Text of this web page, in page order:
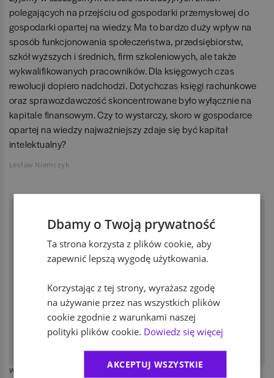
polegających na przejściu od gospodarki przemysłowej do
gospodarki opartej na wiedzy. Ma to bardzo duży wpływ na
sposób funkcjonowania społeczeństwa, przedsiębiorstw,
szkół wyższych i średnich, firm szkoleniowych, ale także
wykwalifikowanych pracowników. Dla księgowych czas
rewolucji dopiero nadchodzi. Dotychczas księgi rachunkowe
oraz sprawozdawczość skoncentrowane było wyłącznie na
kapitale finansowym. Czy to wystarczy, skoro w gospodarce
opartej na wiedzy najważniejszy zdaje się być kapitał
intelektualny?
Lesław Niemczyk
WIADOMOŚCI
Dbamy o Twoją prywatność
Ta strona korzysta z plików cookie, aby
zapewnić lepszą wygodę użytkowania.
Korzystając z tej strony, wyrażasz zgodę
na używanie przez nas wszystkich plików
cookie zgodnie z warunkami naszej
polityki plików cookie. Dowiedz się więcej
AKCEPTUJ WSZYSTKIE